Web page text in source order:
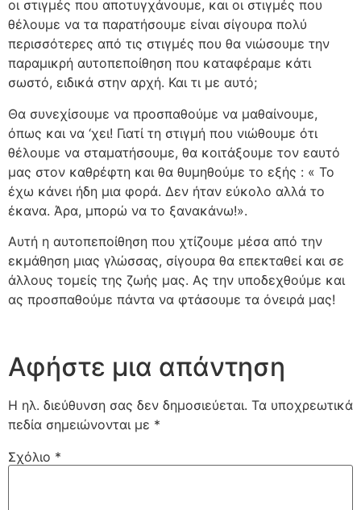
οι στιγμές που αποτυγχάνουμε, και οι στιγμές που
θέλουμε να τα παρατήσουμε είναι σίγουρα πολύ
περισσότερες από τις στιγμές που θα νιώσουμε την
παραμικρή αυτοπεποίθηση που καταφέραμε κάτι
σωστό, ειδικά στην αρχή. Και τι με αυτό;
Θα συνεχίσουμε να προσπαθούμε να μαθαίνουμε,
όπως και να ‘χει! Γιατί τη στιγμή που νιώθουμε ότι
θέλουμε να σταματήσουμε, θα κοιτάξουμε τον εαυτό
μας στον καθρέφτη και θα θυμηθούμε το εξής : « Το
έχω κάνει ήδη μια φορά. Δεν ήταν εύκολο αλλά το
έκανα. Άρα, μπορώ να το ξανακάνω!».
Αυτή η αυτοπεποίθηση που χτίζουμε μέσα από την
εκμάθηση μιας γλώσσας, σίγουρα θα επεκταθεί και σε
άλλους τομείς της ζωής μας. Ας την υποδεχθούμε και
ας προσπαθούμε πάντα να φτάσουμε τα όνειρά μας!
Αφήστε μια απάντηση
Η ηλ. διεύθυνση σας δεν δημοσιεύεται. Τα υποχρεωτικά
πεδία σημειώνονται με *
Σχόλιο *